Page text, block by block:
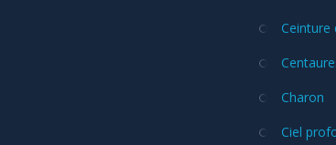
Ceinture
Charon
Ciel